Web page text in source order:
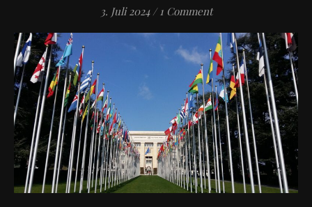
3. Juli 2024 / 1 Comment